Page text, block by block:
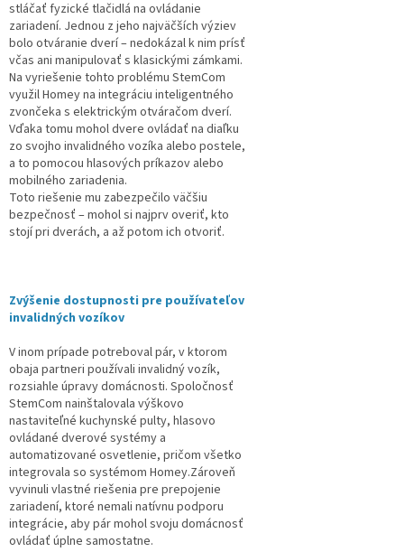
stláčať fyzické tlačidlá na ovládanie
zariadení. Jednou z jeho najväčších výziev
bolo otváranie dverí – nedokázal k nim prísť
včas ani manipulovať s klasickými zámkami.
Na vyriešenie tohto problému StemCom
využil Homey na integráciu inteligentného
zvončeka s elektrickým otváračom dverí.
Vďaka tomu mohol dvere ovládať na diaľku
zo svojho invalidného vozíka alebo postele,
a to pomocou hlasových príkazov alebo
mobilného zariadenia.
Toto riešenie mu zabezpečilo väčšiu
bezpečnosť – mohol si najprv overiť, kto
stojí pri dverách, a až potom ich otvoriť.
Zvýšenie dostupnosti pre používateľov
invalidných vozíkov
V inom prípade potreboval pár, v ktorom
obaja partneri používali invalidný vozík,
rozsiahle úpravy domácnosti. Spoločnosť
StemCom nainštalovala výškovo
nastaviteľné kuchynské pulty, hlasovo
ovládané dverové systémy a
automatizované osvetlenie, pričom všetko
integrovala so systémom Homey.Zároveň
vyvinuli vlastné riešenia pre prepojenie
zariadení, ktoré nemali natívnu podporu
integrácie, aby pár mohol svoju domácnosť
ovládať úplne samostatne.